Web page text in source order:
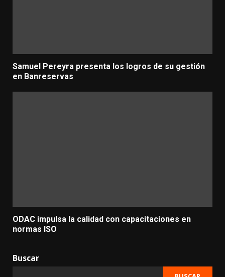
Samuel Pereyra presenta los logros de su gestión
en Banreservas
ODAC impulsa la calidad con capacitaciones en
normas ISO
Buscar